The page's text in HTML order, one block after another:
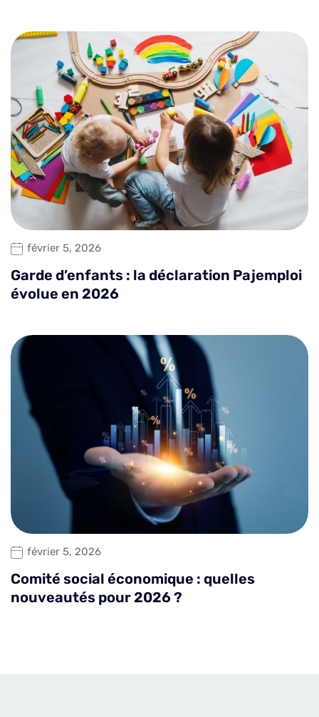
février 5, 2026
Garde d’enfants : la déclaration Pajemploi
évolue en 2026
février 5, 2026
Comité social économique : quelles
nouveautés pour 2026 ?